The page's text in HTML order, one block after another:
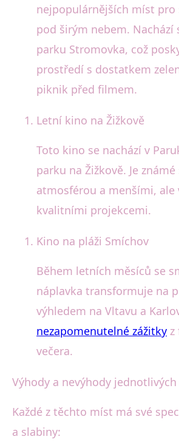
nejpopulárnějších míst
pod širým nebem. Nachází
parku Stromovka, což
prostředí s dostatkem
piknik před filmem.
Letní kino na Žižkově
Toto kino se nachází v
parku na Žižkově. Je
atmosférou a menšími, ale
kvalitními projekcemi.
Kino na pláži Smíchov
Během letních měsíců se
náplavka transformuje na
výhledem na Vltavu a
nezapomenutelné zážitky z
večera.
Výhody a nevýhody
Každé z těchto míst má své
a slabiny: